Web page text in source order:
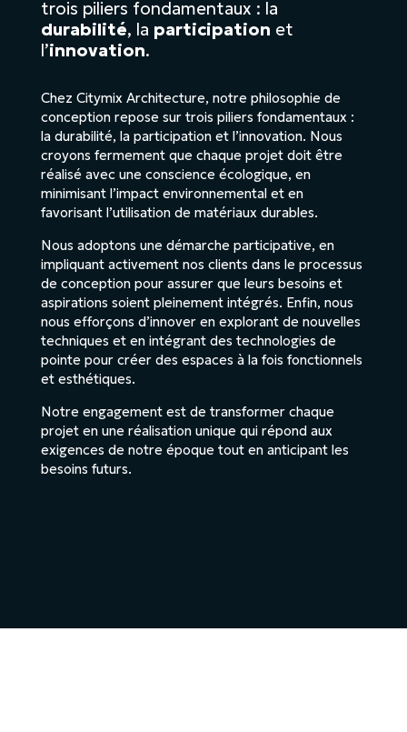
trois piliers fondamentaux : la
durabilité, la participation et
l’innovation.
Chez Citymix Architecture, notre philosophie de
conception repose sur trois piliers fondamentaux :
la durabilité, la participation et l’innovation. Nous
croyons fermement que chaque projet doit être
réalisé avec une conscience écologique, en
minimisant l’impact environnemental et en
favorisant l’utilisation de matériaux durables.
Nous adoptons une démarche participative, en
impliquant activement nos clients dans le processus
de conception pour assurer que leurs besoins et
aspirations soient pleinement intégrés. Enfin, nous
nous efforçons d’innover en explorant de nouvelles
techniques et en intégrant des technologies de
pointe pour créer des espaces à la fois fonctionnels
et esthétiques.
Notre engagement est de transformer chaque
projet en une réalisation unique qui répond aux
exigences de notre époque tout en anticipant les
besoins futurs.